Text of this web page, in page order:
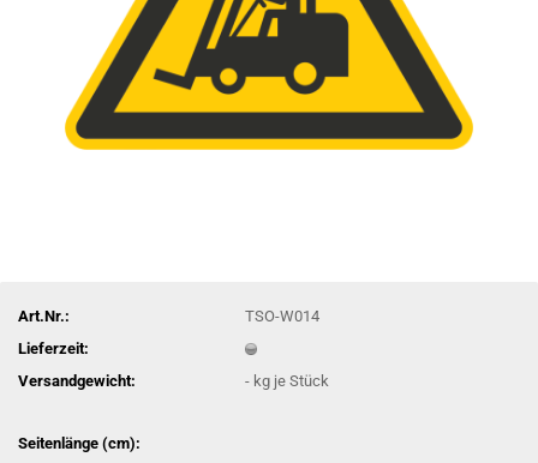
Art.Nr.:
TSO-W014
Lieferzeit:
Versandgewicht:
- kg je Stück
Seitenlänge (cm):